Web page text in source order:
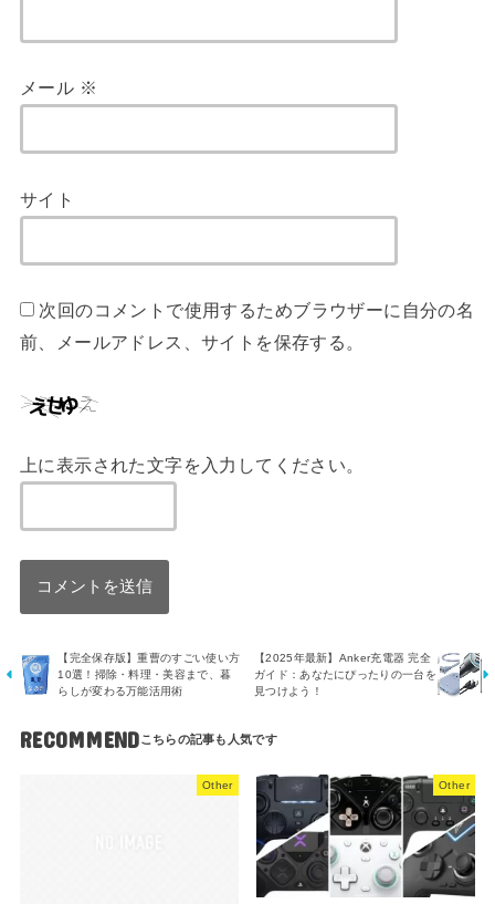
メール ※
サイト
次回のコメントで使用するためブラウザーに自分の名
前、メールアドレス、サイトを保存する。
上に表示された文字を入力してください。
【完全保存版】重曹のすごい使い方
10選！掃除・料理・美容まで、暮
らしが変わる万能活用術
【2025年最新】Anker充電器 完全
ガイド：あなたにぴったりの一台を
見つけよう！
RECOMMEND
Other Other